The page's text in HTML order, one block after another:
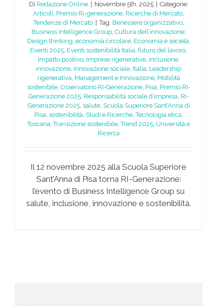
Di Redazione Online Novembre 5th, 2025
Categorie:
Articoli, Premio Ri-generazione, Ricerche di Mercato,
Tendenze di Mercato
Tag: Benessere organizzativo,
Business Intelligence Group, Cultura dell’innovazione,
Design thinking, economia circolare, Economia e società,
Eventi 2025, Eventi sostenibilità Italia, futuro del lavoro,
Impatto positivo, Imprese rigenerative, inclusione,
innovazione, Innovazione sociale, Italia, Leadership
rigenerativa, Management e Innovazione, Mobilità
sostenibile, Osservatorio RI-Generazione, Pisa, Premio RI-
Generazione 2025, Responsabilità sociale d’impresa, RI-
Generazione 2025, salute, Scuola Superiore Sant’Anna di
Pisa, sostenibilità, Studi e Ricerche,Tecnologia etica,
Toscana,Transizione sostenibile,Trend 2025, Università e
Ricerca
Il 12 novembre 2025 alla Scuola Superiore
Sant’Anna di Pisa torna RI-Generazione:
l’evento di Business Intelligence Group su
salute, inclusione, innovazione e sostenibilità.